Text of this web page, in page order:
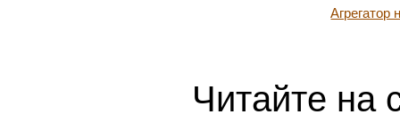
Читайте на